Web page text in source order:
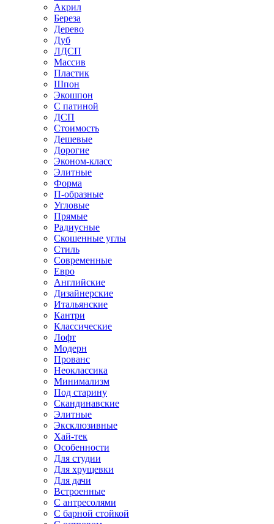
Акрил
Береза
Дерево
Дуб
ЛДСП
Массив
Пластик
Шпон
Экошпон
С патиной
ДСП
Стоимость
Дешевые
Дорогие
Эконом-класс
Элитные
Форма
П-образные
Угловые
Прямые
Радиусные
Скошенные углы
Стиль
Современные
Евро
Английские
Дизайнерские
Итальянские
Кантри
Классические
Лофт
Модерн
Прованс
Неоклассика
Минимализм
Под старину
Скандинавские
Элитные
Эксклюзивные
Хай-тек
Особенности
Для студии
Для хрущевки
Для дачи
Встроенные
С антресолями
С барной стойкой